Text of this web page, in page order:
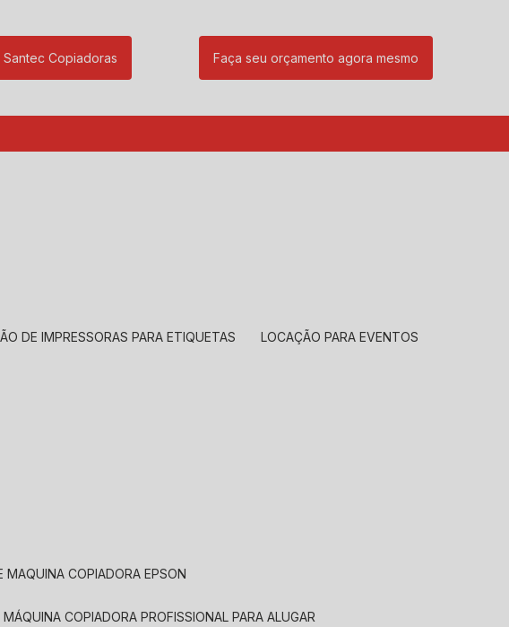
Santec Copiadoras Faça seu orçamento agora mesmo
DE IMPRESSORAS PARA ETIQUETAS LOCAÇÃO PARA EVENTOS
MAQUINA COPIADORA EPSON
MÁQUINA COPIADORA PROFISSIONAL PARA ALUGAR